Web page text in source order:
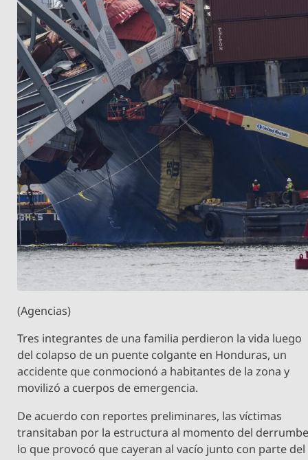
(Agencias)
Tres integrantes de una familia perdieron la vida luego
del colapso de un puente colgante en Honduras, un
accidente que conmocionó a habitantes de la zona y
movilizó a cuerpos de emergencia.
De acuerdo con reportes preliminares, las víctimas
transitaban por la estructura al momento del
lo que provocó que cayeran al vacío junto con parte del